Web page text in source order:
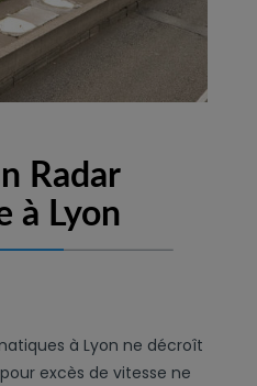
Radar
à Lyon
à Lyon ne décroît
excès de vitesse ne